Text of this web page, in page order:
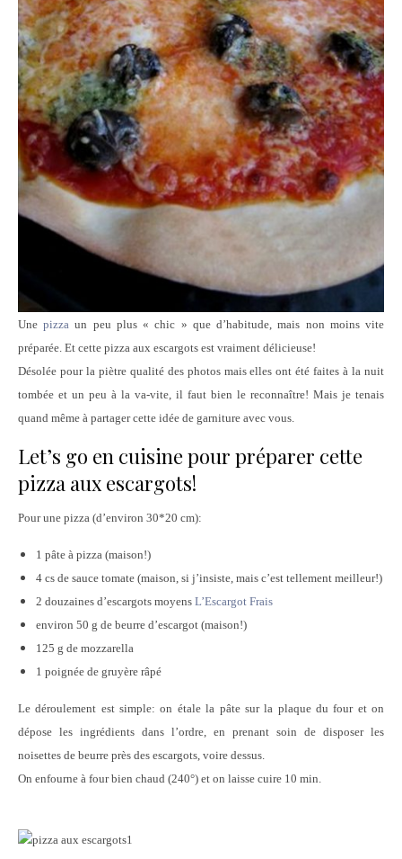
Unepizza un peu plus « chic » que d’habitude, mais non moins vite
préparée. Et cette pizza aux escargots est vraiment délicieuse!
Désolée pour la piètre qualité des photos mais elles ont été faites à la nuit
tombée et un peu à la va-vite, il faut bien le reconnaître! Mais je tenais
quand même à partager cette idée de garniture avec vous.
Let’s go en cuisine pour préparer cette
pizza aux escargots!
Pour une pizza (d’environ 30*20 cm):
1 pâte à pizza (maison!)
4 cs de sauce tomate (maison, si j’insiste, mais c’est tellement meilleur!)
2 douzaines d’escargots moyens L’Escargot Frais
environ 50 g de beurre d’escargot (maison!)
125 g de mozzarella
1 poignée de gruyère râpé
Le déroulement est simple: on étale la pâte sur la plaque du four et on
dépose les ingrédients dans l’ordre, en prenant soin de disposer les
noisettes de beurre près des escargots, voire dessus.
On enfourne à four bien chaud (240°) et on laisse cuire 10 min.